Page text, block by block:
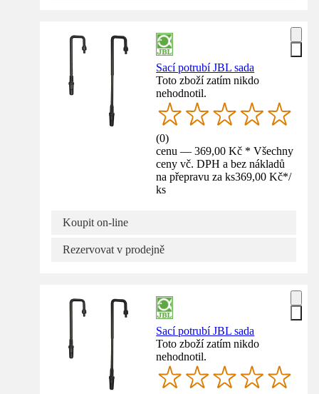
Sací potrubí JBL sada
Toto zboží zatím nikdo
nehodnotil.
(0)
cenu — 369,00 Kč * Všechny
ceny vč. DPH a bez nákladů
na přepravu za ks369,00 Kč*/
ks
Koupit on-line
Rezervovat v prodejně
Sací potrubí JBL sada
Toto zboží zatím nikdo
nehodnotil.